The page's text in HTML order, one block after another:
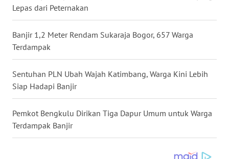
Lepas dari Peternakan
Banjir 1,2 Meter Rendam Sukaraja Bogor, 657 Warga
Terdampak
Sentuhan PLN Ubah Wajah Katimbang, Warga Kini Lebih
Siap Hadapi Banjir
Pemkot Bengkulu Dirikan Tiga Dapur Umum untuk Warga
Terdampak Banjir
SULUT
WN
MALUKU
WN
MALUT
WN
DAIRI